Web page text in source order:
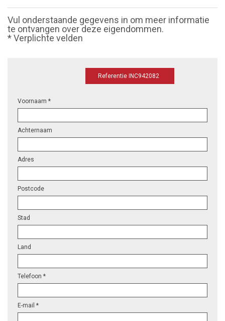
Vul onderstaande gegevens in om meer informatie
te ontvangen over deze eigendommen.
* Verplichte velden
Referentie INC942082
Voornaam *
Achternaam
Adres
Postcode
Stad
Land
Telefoon *
E-mail *